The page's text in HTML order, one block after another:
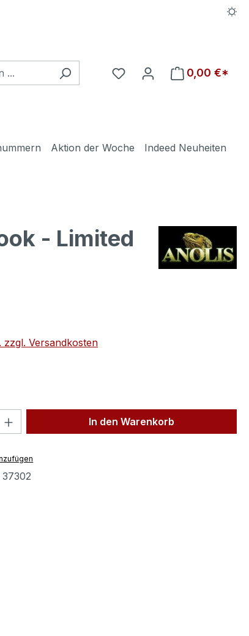
Du hast 0 Produkte auf
0,00 €*
Aktion der Woche
Indeed Neuheiten
- Limited
zzgl. Versandkosten
Gib den gewünschten Wert
In den Warenkorb
37302